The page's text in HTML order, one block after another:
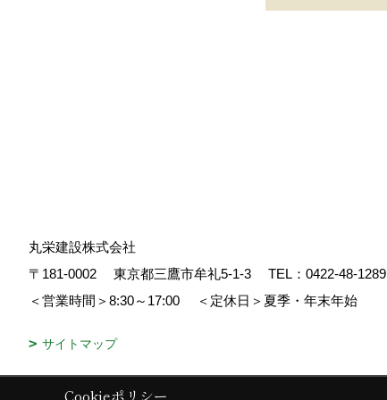
丸栄建設株式会社
〒181-0002
東京都三鷹市牟礼5-1-3 TEL： 0422-48-1289
＜営業時間＞8:30～17:00
＜定休日＞夏季・年末年始
サイトマップ
Copyright (c) 丸栄建設. All Rights Reserved.
Cookieポリシー